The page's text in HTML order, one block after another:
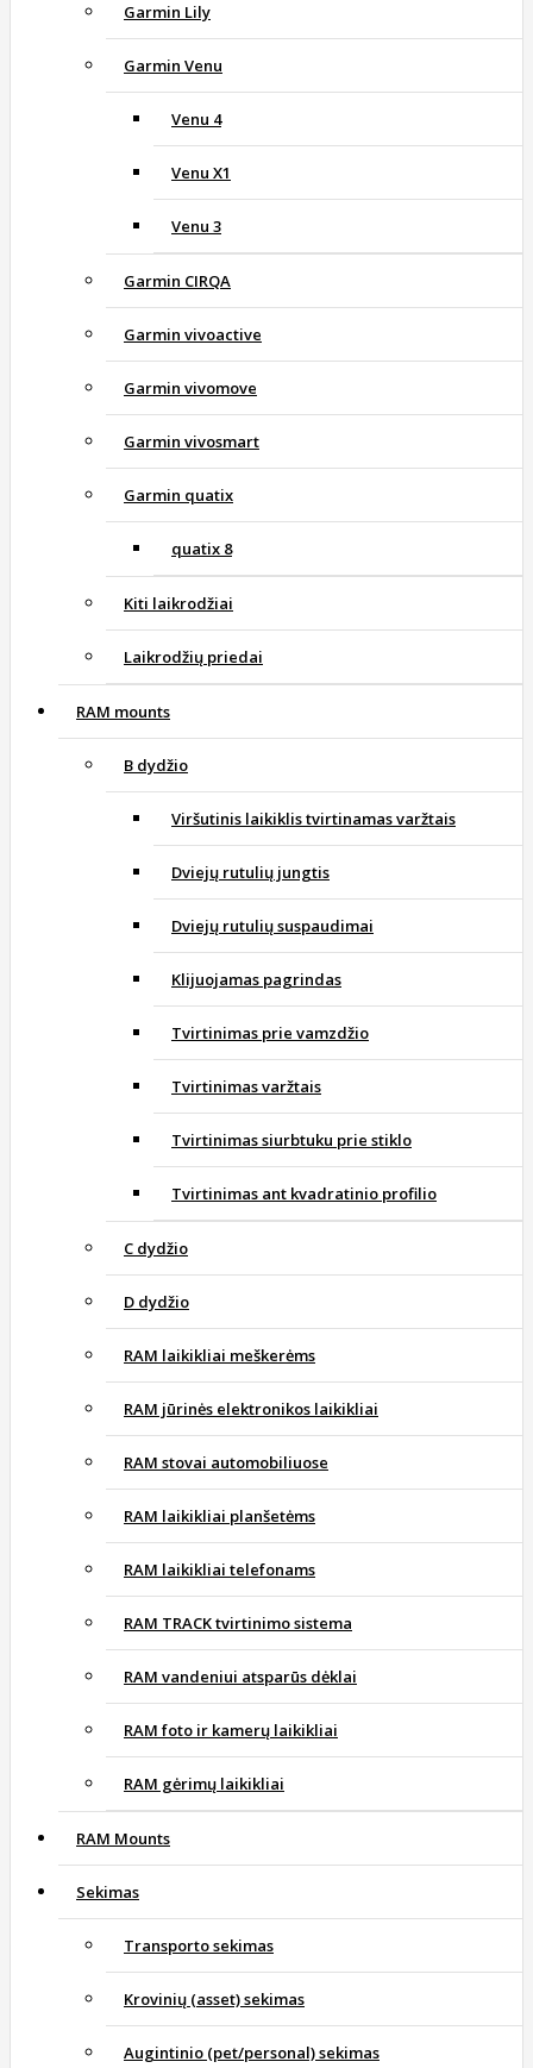
Garmin Lily
Garmin Venu
Venu 4
Venu X1
Venu 3
Garmin CIRQA
Garmin vivoactive
Garmin vivomove
Garmin vivosmart
Garmin quatix
quatix 8
Kiti laikrodžiai
Laikrodžių priedai
RAM mounts
B dydžio
Viršutinis laikiklis tvirtinamas varžtais
Dviejų rutulių jungtis
Dviejų rutulių suspaudimai
Klijuojamas pagrindas
Tvirtinimas prie vamzdžio
Tvirtinimas varžtais
Tvirtinimas siurbtuku prie stiklo
Tvirtinimas ant kvadratinio profilio
C dydžio
D dydžio
RAM laikikliai meškerėms
RAM jūrinės elektronikos laikikliai
RAM stovai automobiliuose
RAM laikikliai planšetėms
RAM laikikliai telefonams
RAM TRACK tvirtinimo sistema
RAM vandeniui atsparūs dėklai
RAM foto ir kamerų laikikliai
RAM gėrimų laikikliai
RAM Mounts
Sekimas
Transporto sekimas
Krovinių (asset) sekimas
Augintinio (pet/personal) sekimas